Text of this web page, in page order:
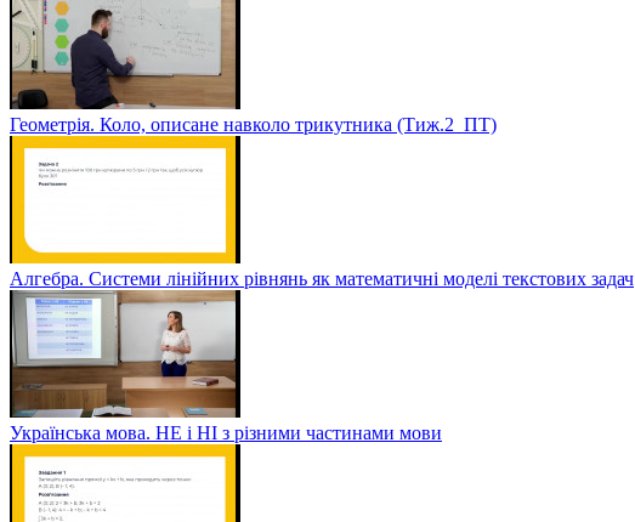
Геометрія. Коло, описане навколо трикутника (Тиж.2_ПТ)
Алгебра. Системи лінійних рівнянь як математичні моделі текстових задач
Українська мова. НЕ і НІ з різними частинами мови